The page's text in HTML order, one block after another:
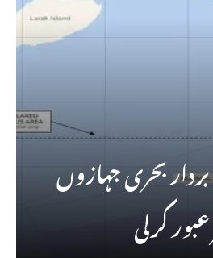
بردار بحری جہازوں
کرلی